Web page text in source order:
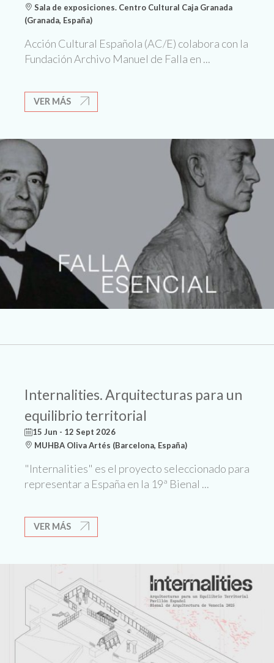
Sala de exposiciones. Centro Cultural Caja Granada
(Granada, España)
Acción Cultural Española (AC/E) colabora con la
Fundación Archivo Manuel de Falla en ...
VER MÁS
Internalities. Arquitecturas para un
equilibrio territorial
15 Jun - 12 Sept 2026
MUHBA Oliva Artés (Barcelona, España)
"Internalities" es el proyecto seleccionado para
representar a España en la 19ª Bienal ...
VER MÁS